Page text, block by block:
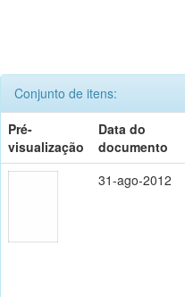
Conjunto de itens:
Pré-
visualização
Data do
documento
31-ago-2012